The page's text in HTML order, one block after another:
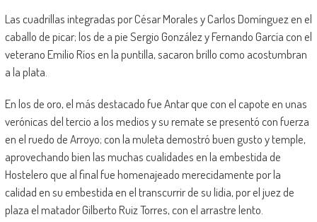
Las cuadrillas integradas por César Morales y Carlos Domínguez en el
caballo de picar; los de a pie Sergio González y Fernando García con el
veterano Emilio Ríos en la puntilla, sacaron brillo como acostumbran
a la plata.
En los de oro, el más destacado fue Antar que con el capote en unas
verónicas del tercio a los medios y su remate se presentó con fuerza
en el ruedo de Arroyo; con la muleta demostró buen gusto y temple,
aprovechando bien las muchas cualidades en la embestida de
Hostelero que al final fue homenajeado merecidamente por la
calidad en su embestida en el transcurrir de su lidia, por el juez de
plaza el matador Gilberto Ruiz Torres, con el arrastre lento.